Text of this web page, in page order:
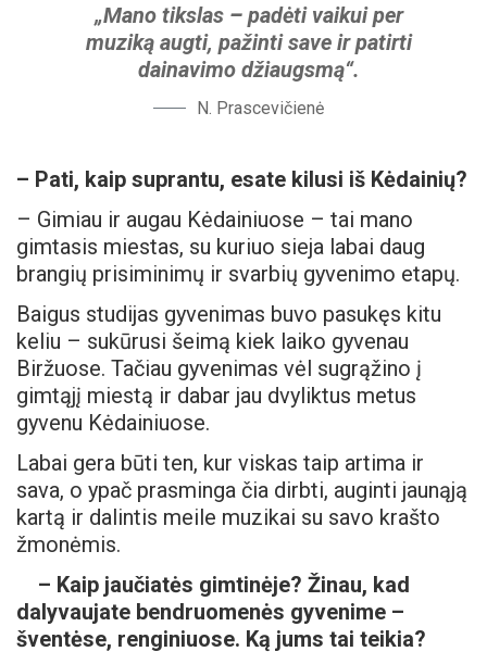
„Mano tikslas – padėti vaikui per
muziką augti, pažinti save ir patirti
dainavimo džiaugsmą“.
N. Prascevičienė
– Pati, kaip suprantu, esate kilusi iš Kėdainių?
– Gimiau ir augau Kėdainiuose – tai mano
gimtasis miestas, su kuriuo sieja labai daug
brangių prisiminimų ir svarbių gyvenimo etapų.
Baigus studijas gyvenimas buvo pasukęs kitu
keliu – sukūrusi šeimą kiek laiko gyvenau
Biržuose. Tačiau gyvenimas vėl sugrąžino į
gimtąjį miestą ir dabar jau dvyliktus metus
gyvenu Kėdainiuose.
Labai gera būti ten, kur viskas taip artima ir
sava, o ypač prasminga čia dirbti, auginti jaunąją
kartą ir dalintis meile muzikai su savo krašto
žmonėmis.
– Kaip jaučiatės gimtinėje? Žinau, kad
dalyvaujate bendruomenės gyvenime –
šventėse, renginiuose. Ką jums tai teikia?